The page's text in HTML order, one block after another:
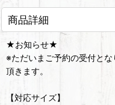
商品詳細
★お知らせ★
※ただいまご予約の受付と
頂きます。
【対応サイズ】